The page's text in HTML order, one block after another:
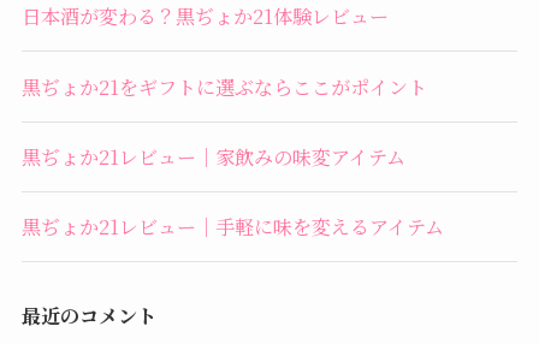
日本酒が変わる？黒ぢょか21体験レビュー
黒ぢょか21をギフトに選ぶならここがポイント
黒ぢょか21レビュー｜家飲みの味変アイテム
黒ぢょか21レビュー｜手軽に味を変えるアイテム
最近のコメント